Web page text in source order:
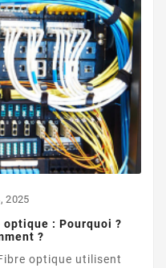
2025
: Pourquoi ?
?
optique utilisent